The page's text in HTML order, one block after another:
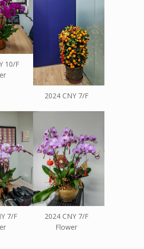
10/F
2024 CNY 7/F
7/F
2024 CNY 7/F
Flower